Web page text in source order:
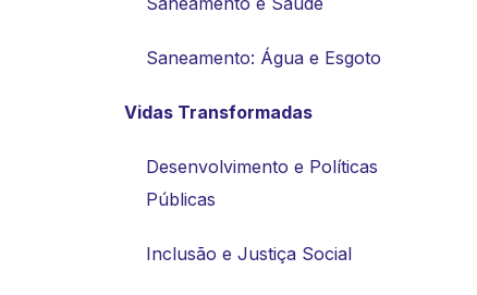
Saneamento: Água e Esgoto
Vidas Transformadas
Desenvolvimento e Políticas
Públicas
Inclusão e Justiça Social